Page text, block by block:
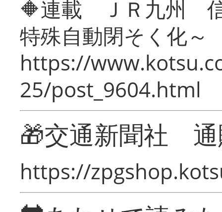
🔶連載 ＪＲ九州 信
特殊自動閉そく化～
https://
25/post_9604.html
🎁交通新聞社
https://